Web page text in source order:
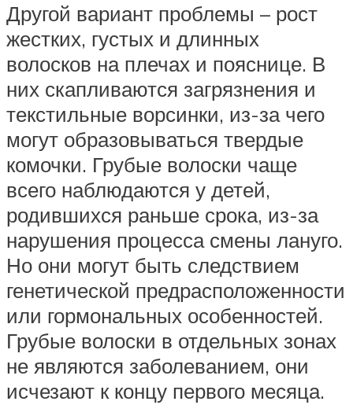
Другой вариант проблемы – рост
жестких, густых и длинных
волосков на плечах и пояснице. В
них скапливаются загрязнения и
текстильные ворсинки, из-за чего
могут образовываться твердые
комочки. Грубые волоски чаще
всего наблюдаются у детей,
родившихся раньше срока, из-за
нарушения процесса смены лануго.
Но они могут быть следствием
генетической предрасположенности
или гормональных особенностей.
Грубые волоски в отдельных зонах
не являются заболеванием, они
исчезают к концу первого месяца.